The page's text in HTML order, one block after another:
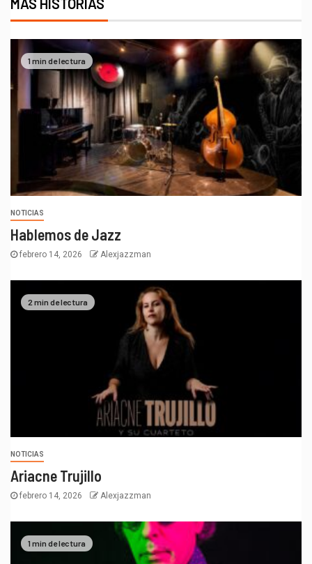
MÁS HISTORIAS
1 min de lectura
NOTICIAS
Hablemos de Jazz
febrero 14, 2026 Alexjazzman
2 min de lectura
NOTICIAS
Ariacne Trujillo
febrero 14, 2026 Alexjazzman
1 min de lectura